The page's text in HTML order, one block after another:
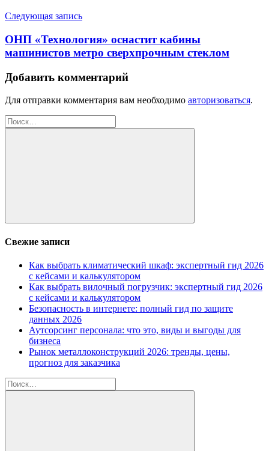
Следующая запись
ОНП «Технология» оснастит кабины
машинистов метро сверхпрочным стеклом
Добавить комментарий
Для отправки комментария вам необходимо авторизоваться.
Найти:
Поиск
Свежие записи
Как выбрать климатический шкаф: экспертный гид 2026
с кейсами и калькулятором
Как выбрать вилочный погрузчик: экспертный гид 2026
с кейсами и калькулятором
Безопасность в интернете: полный гид по защите
данных 2026
Аутсорсинг персонала: что это, виды и выгоды для
бизнеса
Рынок металлоконструкций 2026: тренды, цены,
прогноз для заказчика
Найти: